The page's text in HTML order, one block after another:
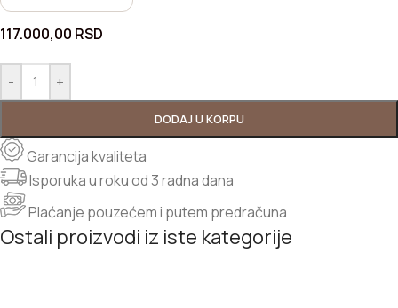
117.000,00 RSD
- +
DODAJ U KORPU
Garancija kvaliteta
Isporuka u roku od 3 radna dana
Plaćanje pouzećem i putem predračuna
Ostali proizvodi iz iste kategorije